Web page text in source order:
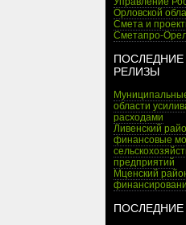
Орловской
Смета и
Сметапро-
ПОСЛЕДНИЕ
РЕЛИЗЫ
области
расходами
Ливенский
финансовые
предприятий
Мценский
ПОСЛЕДНИЕ